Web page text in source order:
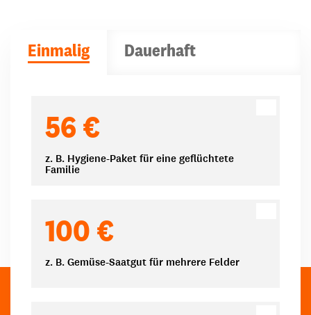
Einmalig Dauerhaft
56 €
z. B. Hygiene-Paket für eine geflüchtete
Familie
100 €
z. B. Gemüse-Saatgut für mehrere Felder